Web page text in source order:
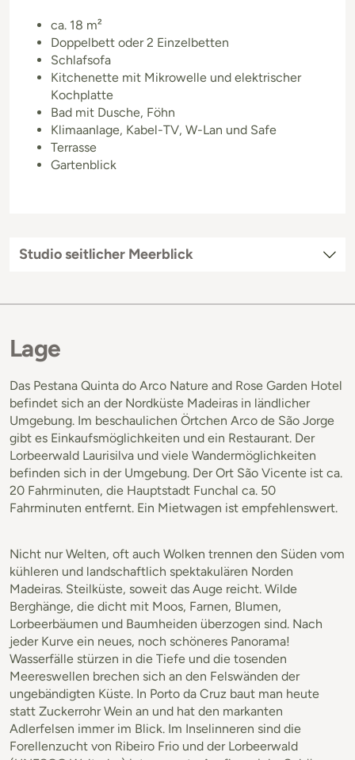
ca. 18 m²
Doppelbett oder 2 Einzelbetten
Schlafsofa
Kitchenette mit Mikrowelle und elektrischer
Kochplatte
Bad mit Dusche, Föhn
Klimaanlage, Kabel-TV, W-Lan und Safe
Terrasse
Gartenblick
Studio seitlicher Meerblick
Lage
Das Pestana Quinta do Arco Nature and Rose Garden Hotel
befindet sich an der Nordküste Madeiras in ländlicher
Umgebung. Im beschaulichen Örtchen Arco de São Jorge
gibt es Einkaufsmöglichkeiten und ein Restaurant. Der
Lorbeerwald Laurisilva und viele Wandermöglichkeiten
befinden sich in der Umgebung. Der Ort São Vicente ist ca.
20 Fahrminuten, die Hauptstadt Funchal ca. 50
Fahrminuten entfernt. Ein Mietwagen ist empfehlenswert.
Nicht nur Welten, oft auch Wolken trennen den Süden vom
kühleren und landschaftlich spektakulären Norden
Madeiras. Steilküste, soweit das Auge reicht. Wilde
Berghänge, die dicht mit Moos, Farnen, Blumen,
Lorbeerbäumen und Baumheiden überzogen sind. Nach
jeder Kurve ein neues, noch schöneres Panorama!
Wasserfälle stürzen in die Tiefe und die tosenden
Meereswellen brechen sich an den Felswänden der
ungebändigten Küste. In Porto da Cruz baut man heute
statt Zuckerrohr Wein an und hat den markanten
Adlerfelsen immer im Blick. Im Inselinneren sind die
Forellenzucht von Ribeiro Frio und der Lorbeerwald